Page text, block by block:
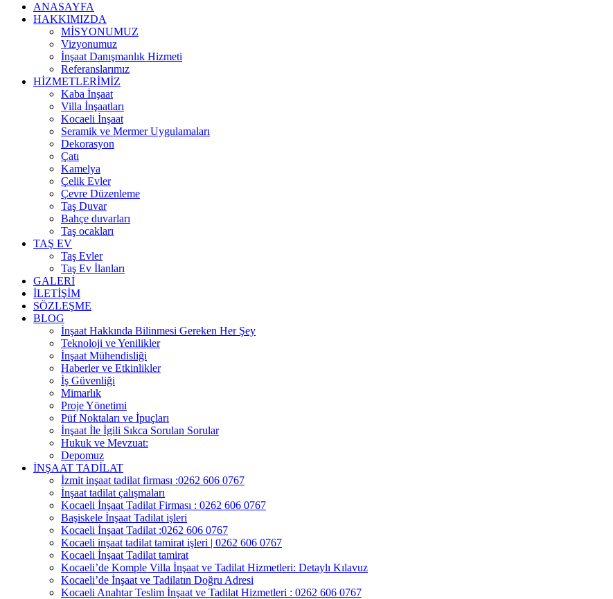
ANASAYFA
HAKKIMIZDA
MİSYONUMUZ
Vizyonumuz
İnşaat Danışmanlık Hizmeti
Referanslarımız
HİZMETLERİMİZ
Kaba İnşaat
Villa İnşaatları
Kocaeli İnşaat
Seramik ve Mermer Uygulamaları
Dekorasyon
Çatı
Kamelya
Çelik Evler
Çevre Düzenleme
Taş Duvar
Bahçe duvarları
Taş ocakları
TAŞ EV
Taş Evler
Taş Ev İlanları
GALERİ
İLETİŞİM
SÖZLEŞME
BLOG
İnşaat Hakkında Bilinmesi Gereken Her Şey
Teknoloji ve Yenilikler
İnşaat Mühendisliği
Haberler ve Etkinlikler
İş Güvenliği
Mimarlık
Proje Yönetimi
Püf Noktaları ve İpuçları
İnşaat İle İgili Sıkca Sorulan Sorular
Hukuk ve Mevzuat:
Depomuz
İNŞAAT TADİLAT
İzmit inşaat tadilat firması :0262 606 0767
İnşaat tadilat çalışmaları
Kocaeli İnşaat Tadilat Firması : 0262 606 0767
Başiskele İnşaat Tadilat işleri
Kocaeli İnşaat Tadilat :0262 606 0767
Kocaeli inşaat tadilat tamirat işleri | 0262 606 0767
Kocaeli İnşaat Tadilat tamirat
Kocaeli’de Komple Villa İnşaat ve Tadilat Hizmetleri: Detaylı Kılavuz
Kocaeli’de İnşaat ve Tadilatın Doğru Adresi
Kocaeli Anahtar Teslim İnşaat ve Tadilat Hizmetleri : 0262 606 0767